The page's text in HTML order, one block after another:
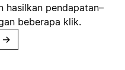
hasilkan pendapatan–
beberapa klik.
→